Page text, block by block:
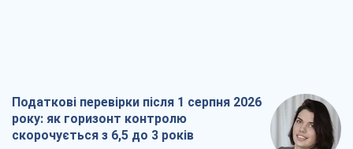
Податкові перевірки після 1 серпня 2026
року: як горизонт контролю
скорочується з 6,5 до 3 років